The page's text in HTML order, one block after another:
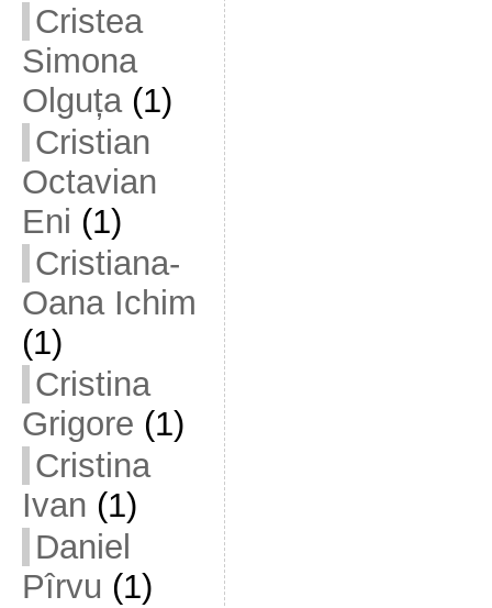
Cristea
Simona
Olguța(1)
Cristian
Octavian
Eni (1)
Cristiana-
Oana Ichim
(1)
Cristina
Grigore (1)
Cristina
Ivan (1)
Daniel
Pîrvu (1)